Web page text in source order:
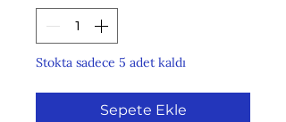
Stokta sadece 5 adet kaldı
Sepete Ekle